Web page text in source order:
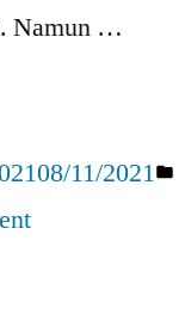
Namun …
08/11/2021
on